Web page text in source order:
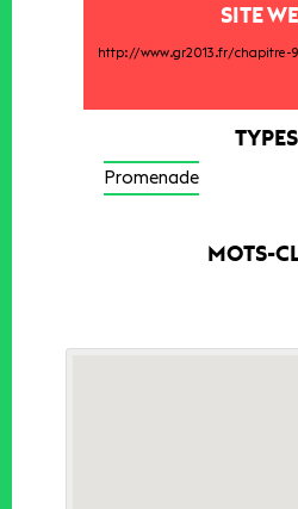
SITE
http://www.gr2013.fr/chapitre-
TYPES
Promenade
MOTS-